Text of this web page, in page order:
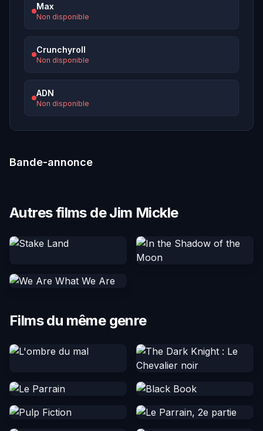
Max
Non disponible
Crunchyroll
Non disponible
ADN
Non disponible
Bande-annonce
Autres films de Jim Mickle
Films du même genre